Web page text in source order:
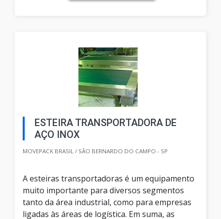
ESTEIRA TRANSPORTADORA DE
AÇO INOX
MOVEPACK BRASIL / SÃO BERNARDO DO CAMPO - SP
A esteiras transportadoras é um equipamento
muito importante para diversos segmentos
tanto da área industrial, como para empresas
ligadas às áreas de logística. Em suma, as